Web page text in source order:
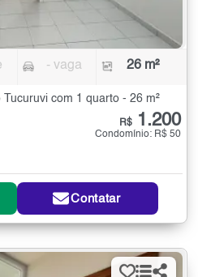
- vaga 26 m²
com 1 quarto - 26 m²
R$ 1.200
Condomínio: R$ 50
Contatar